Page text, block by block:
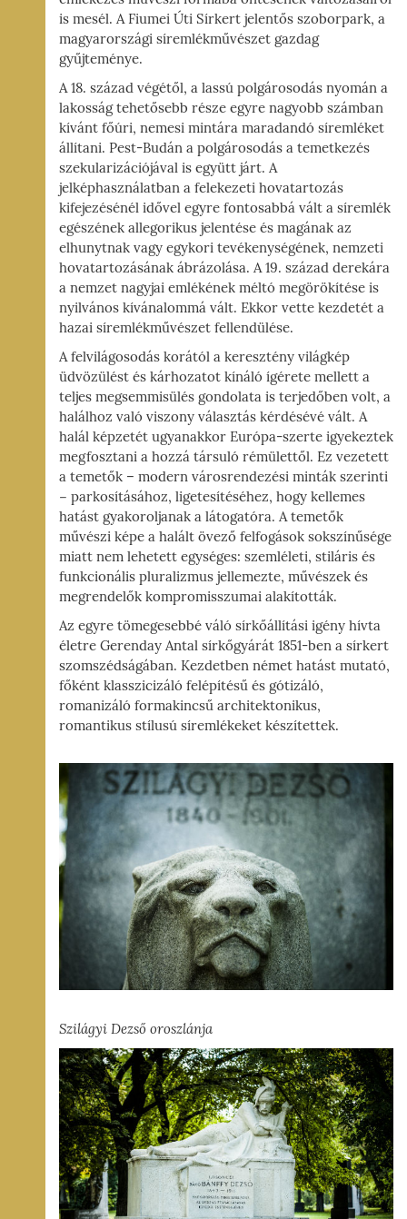
is mesél. A Fiumei Úti Sírkert jelentős szoborpark, a
magyarországi síremlékművészet gazdag
gyűjteménye.
A 18. század végétől, a lassú polgárosodás nyomán a
lakosság tehetősebb része egyre nagyobb számban
kívánt főúri, nemesi mintára maradandó síremléket
állítani. Pest-Budán a polgárosodás a temetkezés
szekularizációjával is együtt járt. A
jelképhasználatban a felekezeti hovatartozás
kifejezésénél idővel egyre fontosabbá vált a síremlék
egészének allegorikus jelentése és magának az
elhunytnak vagy egykori tevékenységének, nemzeti
hovatartozásának ábrázolása. A 19. század derekára
a nemzet nagyjai emlékének méltó megörökítése is
nyilvános kívánalommá vált. Ekkor vette kezdetét a
hazai síremlékművészet fellendülése.
A felvilágosodás korától a keresztény világkép
üdvözülést és kárhozatot kínáló ígérete mellett a
teljes megsemmisülés gondolata is terjedőben volt, a
halálhoz való viszony választás kérdésévé vált. A
halál képzetét ugyanakkor Európa-szerte igyekeztek
megfosztani a hozzá társuló rémülettől. Ez vezetett
a temetők – modern városrendezési minták szerinti
− parkosításához, ligetesítéséhez, hogy kellemes
hatást gyakoroljanak a látogatóra. A temetők
művészi képe a halált övező felfogások sokszínűsége
miatt nem lehetett egységes: szemléleti, stiláris és
funkcionális pluralizmus jellemezte, művészek és
megrendelők kompromisszumai alakították.
Az egyre tömegesebbé váló sírkőállítási igény hívta
életre Gerenday Antal sírkőgyárát 1851-ben a sírkert
szomszédságában. Kezdetben német hatást mutató,
főként klasszicizáló felépítésű és gótizáló,
romanizáló formakincsű architektonikus,
romantikus stílusú síremlékeket készítettek.
Szilágyi Dezső oroszlánja